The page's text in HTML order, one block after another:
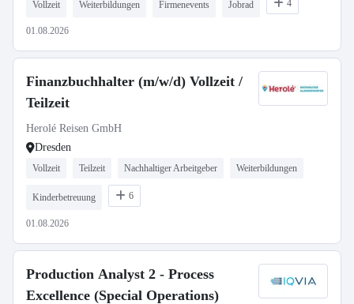
Vollzeit Weiterbildungen Firmenevents Jobrad 4
01.08.2026
Finanzbuchhalter (m/w/d) Vollzeit /
Teilzeit
Herolé Reisen GmbH
Dresden
Vollzeit Teilzeit Nachhaltiger Arbeitgeber Weiterbildungen
Kinderbetreuung 6
01.08.2026
Production Analyst 2 - Process
Excellence (Special Operations)